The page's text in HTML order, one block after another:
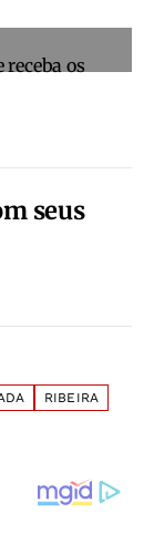
receba os
seus
RIBEIRA